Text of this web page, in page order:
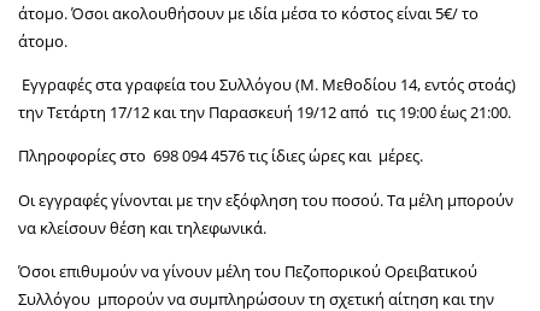
άτομο. Όσοι ακολουθήσουν με ιδία μέσα το κόστος είναι 5€/ το
άτομο.
Εγγραφές στα γραφεία του Συλλόγου (Μ. Μεθοδίου 14, εντός στοάς)
την Τετάρτη 17/12 και την Παρασκευή 19/12 από τις 19:00 έως 21:00.
Πληροφορίες στο 698 094 4576 τις ίδιες ώρες και μέρες.
Οι εγγραφές γίνονται με την εξόφληση του ποσού. Τα μέλη μπορούν
να κλείσουν θέση και τηλεφωνικά.
Όσοι επιθυμούν να γίνουν μέλη του Πεζοπορικού Ορειβατικού
Συλλόγου μπορούν να συμπληρώσουν τη σχετική αίτηση και την